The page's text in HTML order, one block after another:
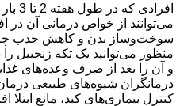
می‌توانند از خواص درمانی آن در
سوخت‌و‌ساز بدن و کاهش جذب
منظور می‌توانید یک تکه زنجبیل
و آن را بعد از صرف وعده‌های
درمانگران شیوه‌های طبیعی
کنترل بیماری‌های کبد، مانع